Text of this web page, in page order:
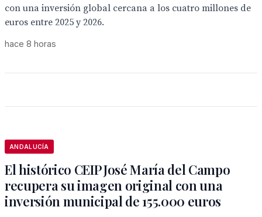
con una inversión global cercana a los cuatro millones de
euros entre 2025 y 2026.
hace 8 horas
ANDALUCÍA
El histórico CEIP José María del Campo
recupera su imagen original con una
inversión municipal de 155.000 euros